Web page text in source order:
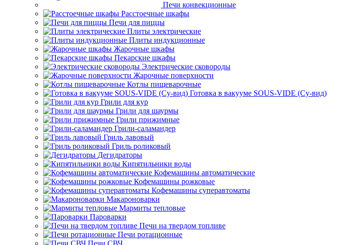
Печи конвекционные
Расстоечные шкафы
Печи для пиццы
Плиты электрические
Плиты индукционные
Жарочные шкафы
Пекарские шкафы
Электрические сковороды
Жарочные поверхности
Котлы пищеварочные
Готовка в вакууме SOUS-VIDE (Су-вид)
Грили для кур
Грили для шаурмы
Грили прижимные
Грили-саламандер
Гриль лавовый
Гриль роликовый
Дегидраторы
Кипятильники воды
Кофемашины автоматические
Кофемашины рожковые
Кофемашины суперавтоматы
Макароноварки
Мармиты тепловые
Пароварки
Печи на твердом топливе
Печи ротационные
Печи СВЧ